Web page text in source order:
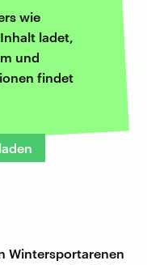
wie
ladet,
und
findet
Wintersportarenen